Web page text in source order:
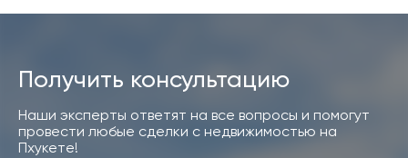
Получить консультацию
Наши эксперты ответят на все вопросы и помогут
провести любые сделки с недвижимостью на
Пхукете!